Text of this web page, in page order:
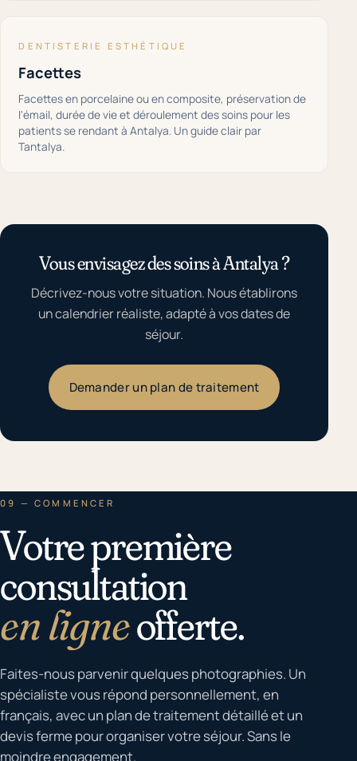
DENTISTERIE ESTHÉTIQUE
Facettes
Facettes en porcelaine ou en composite, préservation de
l'émail, durée de vie et déroulement des soins pour les
patients se rendant à Antalya. Un guide clair par
Tantalya.
Vous envisagez des soins à Antalya ?
Décrivez-nous votre situation. Nous établirons
un calendrier réaliste, adapté à vos dates de
séjour.
Demander un plan de traitement
09 — COMMENCER
Votre première
consultation
en ligneofferte.
Faites-nous parvenir quelques photographies. Un
spécialiste vous répond personnellement, en
français, avec un plan de traitement détaillé et un
devis ferme pour organiser votre séjour. Sans le
moindre engagement.